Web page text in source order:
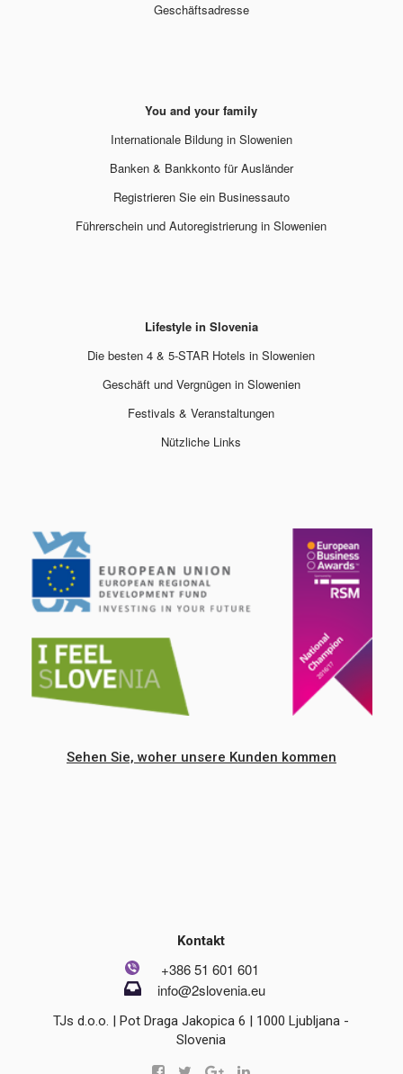
Geschäftsadresse
You and your family
Internationale Bildung in Slowenien
Banken & Bankkonto für Ausländer
Registrieren Sie ein Businessauto
Führerschein und Autoregistrierung in Slowenien
Lifestyle in Slovenia
Die besten 4 & 5-STAR Hotels in Slowenien
Geschäft und Vergnügen in Slowenien
Festivals & Veranstaltungen
Nützliche Links
Sehen Sie, woher unsere Kunden kommen
Kontakt
+386 51 601 601
info@2slovenia.eu
TJs d.o.o. | Pot Draga Jakopica 6 | 1000 Ljubljana -
Slovenia